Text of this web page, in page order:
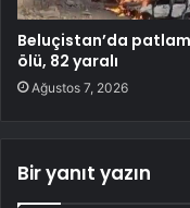
Beluçistan’da
ölü, 82 yaralı
Ağustos 7, 2026
Bir yanıt yazın